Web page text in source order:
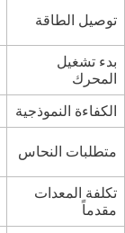
توصيل الطاقة
بدء تشغيل
المحرك
الكفاءة النموذجية
متطلبات النحاس
تكلفة المعدات
مقدماً